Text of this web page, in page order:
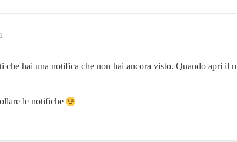
che hai una notifica che non hai ancora visto. Quando apri
le notifiche